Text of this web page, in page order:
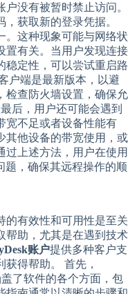
没有被暂时禁止访问。
获取新的登录凭据。
。这种现象可能与网络状
置有关。当用户发现连接
稳定性，可以尝试重启路
户端是最新版本，以避
检查防火墙设置，确保允
后，用户还可能会遇到
宽不足或者设备性能有
其他设备的带宽使用，或
过上述方法，用户在使用
题，确保其远程操作的顺
的有效性和可用性是至关
帮助，尤其是在遇到技术
账户提供多种客户支
得帮助。 首先，
了软件的各个方面，包